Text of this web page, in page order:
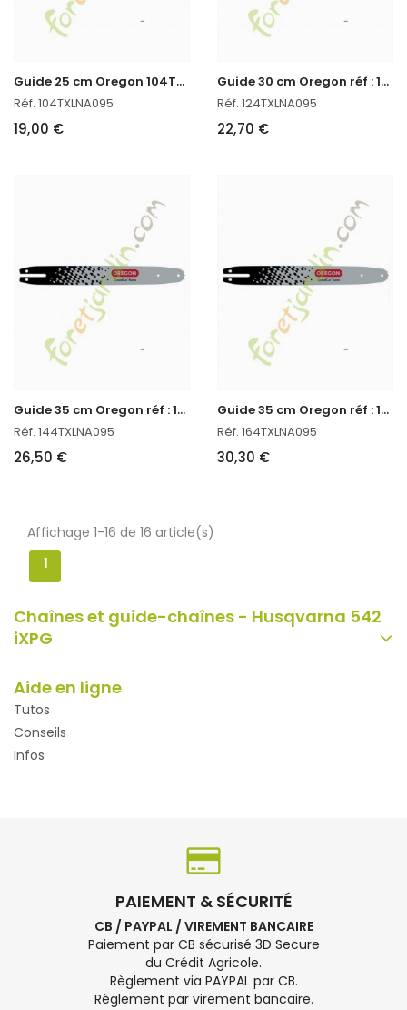
G
uide 25 cm Oregon 104TXLNA095
Réf. 104TXLNA095
19,00 €
G
uide 30 cm Oregon réf : 124TXLNA095
Réf. 124TXLNA095
22,70 €
G
uide 35 cm Oregon réf : 144TXLNA095 en stock
Réf. 144TXLNA095
26,50 €
G
uide 35 cm Oregon réf : 164TXLNA095 en stock
Réf. 164TXLNA095
30,30 €
Affichage 1-16 de 16 article(s)
1
Chaînes et guide-chaînes - Husqvarna 542
iXPG
Aide en ligne
Tutos
Conseils
Infos
PAIEMENT & SÉCURITÉ
CB / PAYPAL / VIREMENT BANCAIRE
Paiement par CB sécurisé 3D Secure
du Crédit Agricole.
Règlement via PAYPAL par CB.
Règlement par virement bancaire.